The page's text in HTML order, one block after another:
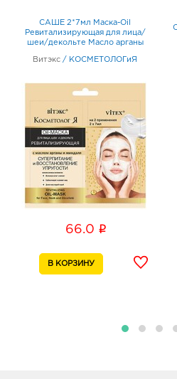
9:00 -
308009, Белгородская
летия Белгородской
График работы:
9:00 -
Белгород Линия-1:
308033, Белгородская
Королева, д. 9а
График работы:10:00 -
308010, Белгородская
Б.Хмельницкого, д. 137т
Воронеж Подземный
САШЕ 2*7мл Маска-Oil
Ревитализирующая для лица/
шеи/декольте Масло арганы
Витэкс / КОСМЕТОЛОГиЯ
66.0 i